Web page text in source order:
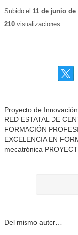
Subido el 11 de junio de
210visualizaciones
Proyecto de Innovación
RED ESTATAL DE
FORMACIÓN
EXCELENCIA EN
mecatrónica
Del mismo autor…